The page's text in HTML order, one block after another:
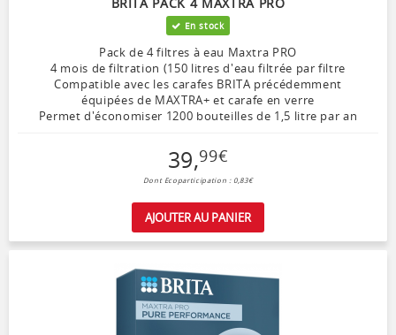
BRITA PACK 4 MAXTRA PRO
En stock
Pack de 4 filtres à eau Maxtra PRO
4 mois de filtration (150 litres d'eau filtrée par filtre
Compatible avec les carafes BRITA précédemment
équipées de MAXTRA+ et carafe en verre
Permet d'économiser 1200 bouteilles de 1,5 litre par an
39,99€
Dont Ecoparticipation : 0,83€
AJOUTER AU PANIER